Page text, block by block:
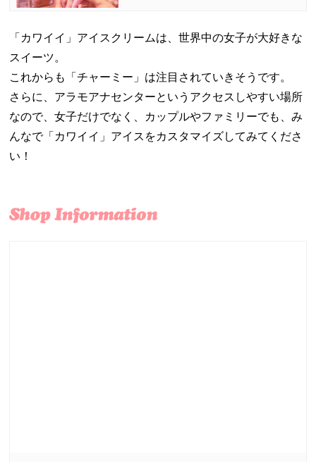
「カワイイ」アイスクリームは、世界中の女子が大好きな
スイーツ。
これからも「チャーミー」は注目されていきそうです。
さらに、アラモアナセンターというアクセスしやすい場所
なので、女子だけでなく、カップルやファミリーでも、み
んなで「カワイイ」アイスをカスタマイズしてみてくださ
い！